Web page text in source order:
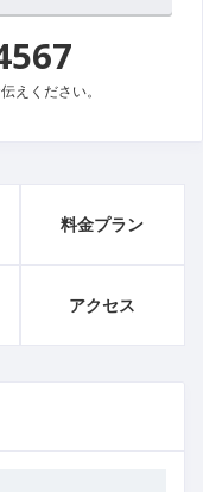
えください。
料金プラン
アクセス